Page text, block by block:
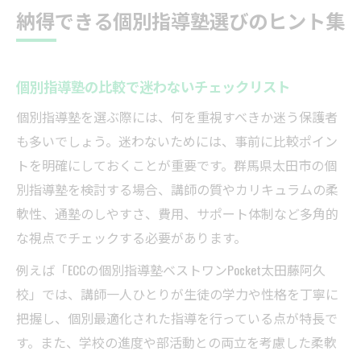
納得できる個別指導塾選びのヒント集
個別指導塾の比較で迷わないチェックリスト
個別指導塾を選ぶ際には、何を重視すべきか迷う保護者
も多いでしょう。迷わないためには、事前に比較ポイン
トを明確にしておくことが重要です。群馬県太田市の個
別指導塾を検討する場合、講師の質やカリキュラムの柔
軟性、通塾のしやすさ、費用、サポート体制など多角的
な視点でチェックする必要があります。
例えば「ECCの個別指導塾ベストワンPocket太田藤阿久
校」では、講師一人ひとりが生徒の学力や性格を丁寧に
把握し、個別最適化された指導を行っている点が特長で
す。また、学校の進度や部活動との両立を考慮した柔軟